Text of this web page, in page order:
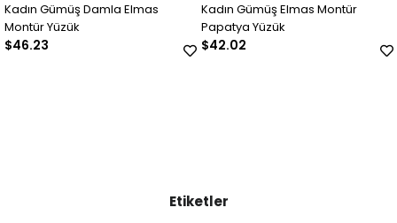
Kadın Gümüş Elmas Montür
Papatya Yüzük
$42.02
Kadın Gümüş Elmas Montür
Yüzük
$56.73
Etiketler